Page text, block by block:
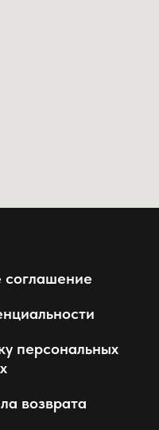
соглашение
персональных
возврата